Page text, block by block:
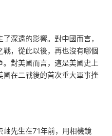
深遠的影響。對中國而言，
，從此以後，再也沒有哪個
對美國而言，這是美國史上
在二戰後的首次重大軍事挫
先生在71年前，用相機鏡